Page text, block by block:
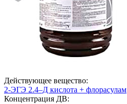
Действующее вещество:
2-ЭГЭ 2.4–Д кислота + флорасулам
Концентрация ДВ: